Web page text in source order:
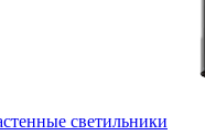
светильники